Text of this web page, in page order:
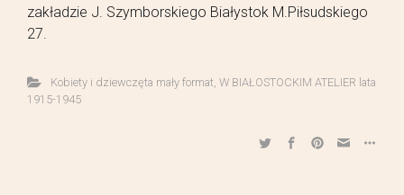
zakładzie J. Szymborskiego Białystok M.Piłsudskiego
27.
Kobiety i dziewczęta mały format W BIAŁOSTOCKIM ATELIER lata
1915-1945